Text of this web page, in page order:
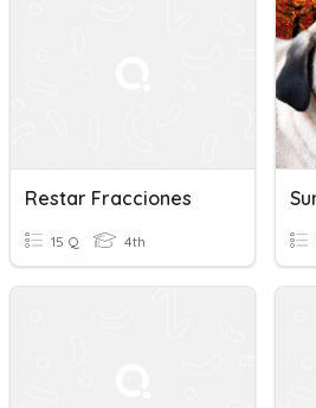
Restar Fracciones
15 Q 4th